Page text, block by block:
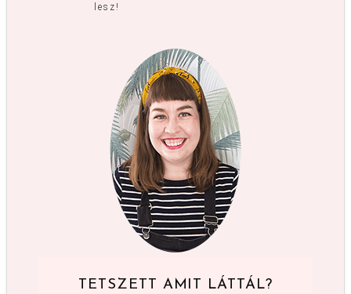
lesz!
TETSZETT AMIT LÁTTÁL?